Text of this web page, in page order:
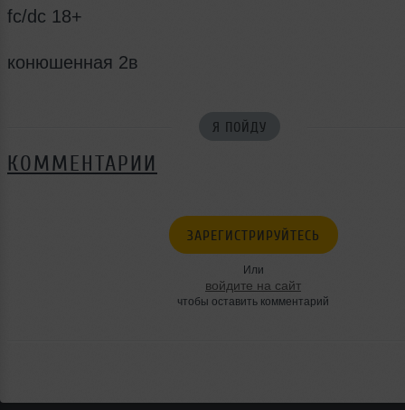
fc/dc 18+
конюшенная 2в
Я ПОЙДУ
КОММЕНТАРИИ
ЗАРЕГИСТРИРУЙТЕСЬ
Или
войдите на сайт
чтобы оставить комментарий